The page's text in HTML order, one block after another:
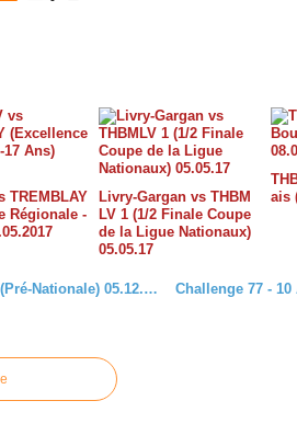
TREMBLAY
Régionale -
Livry-Gargan vs THBM
LV 1 (1/2 Finale Coupe
de la Ligue Nationaux)
05.05.17
ais
THBMLV 2 vs LE-BLANC-MESNIL (Pré-Nationale) 05.12.2015